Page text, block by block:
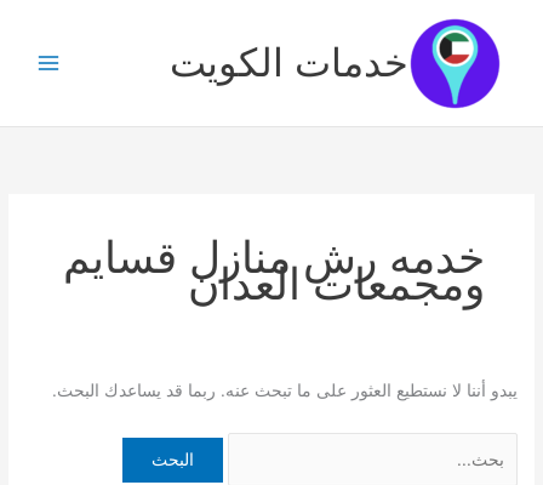
المحتوى
خدمات الكويت
خدمه رش منازل قسايم
ومجمعات العدان
يبدو أننا لا نستطيع العثور على ما تبحث عنه. ربما قد يساعدك البحث.
عن: